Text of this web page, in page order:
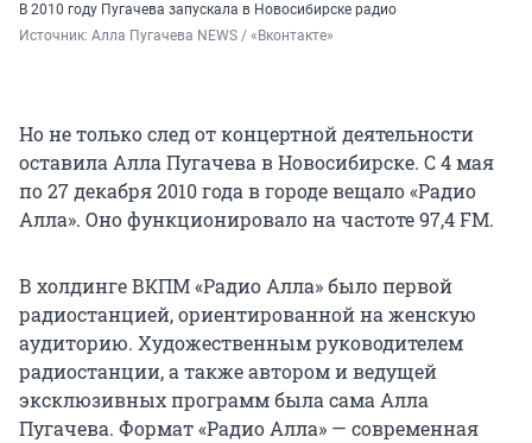
В 2010 году Пугачева запускала в Новосибирске радио
Источник: Алла Пугачева NEWS / «Вконтакте»
Но не только след от концертной деятельности
оставила Алла Пугачева в Новосибирске. С 4 мая
по 27 декабря 2010 года в городе вещало «Радио
Алла». Оно функционировало на частоте 97,4 FM.
В холдинге ВКПМ «Радио Алла» было первой
радиостанцией, ориентированной на женскую
аудиторию. Художественным руководителем
радиостанции, а также автором и ведущей
эксклюзивных программ была сама Алла
Пугачева. Формат «Радио Алла» — современная